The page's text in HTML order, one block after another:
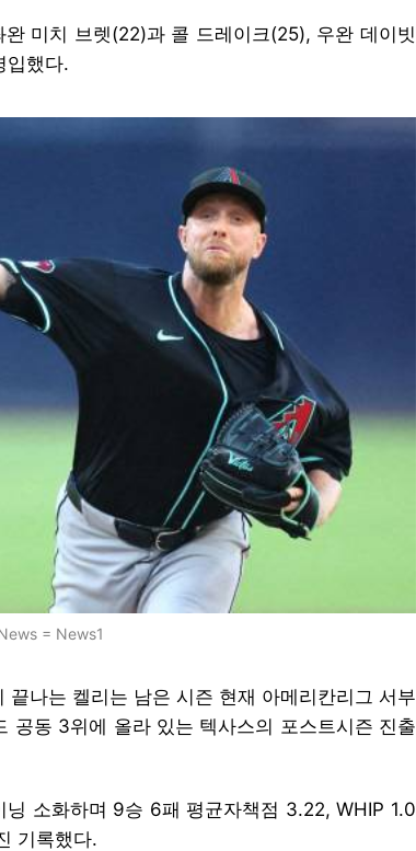
미치 브렛(22)과 콜 드레이크(25), 우완 데이빗
입했다.
= News1
나는 켈리는 남은 시즌 현재 아메리칸리그 서부
공동 3위에 올라 있는 텍사스의 포스트시즌 진출
소화하며 9승 6패 평균자책점 3.22, WHIP 1.0
기록했다.